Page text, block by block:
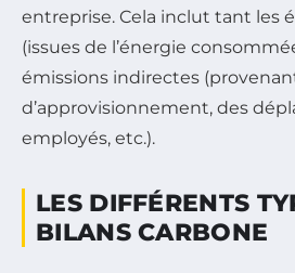
entreprise. Cela inclut tant les
(issues de l’énergie
émissions indirectes
d’approvisionnement, des
employés, etc.).
LES DIFFÉRENTS
BILANS CARBONE